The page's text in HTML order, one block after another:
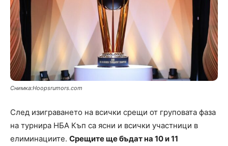
Снимка:Hoopsrumors.com
След изиграването на всички срещи от груповата фаза
на турнира НБА Къп са ясни и всички участници в
елиминациите. Срещите ще бъдат на 10 и 11